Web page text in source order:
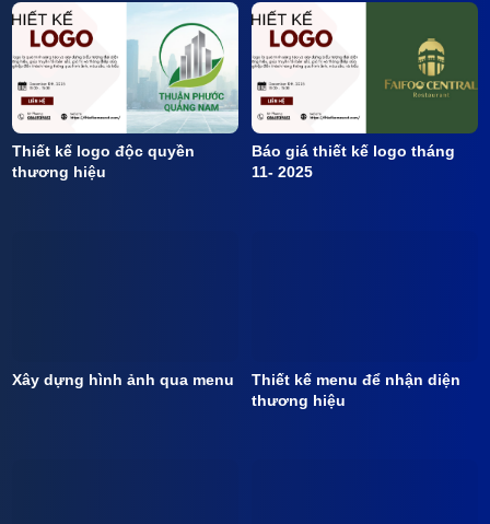
Thiết kế logo độc quyền
thương hiệu
Báo giá thiết kế logo tháng
11- 2025
Xây dựng hình ảnh qua menu
Thiết kế menu để nhận diện
thương hiệu